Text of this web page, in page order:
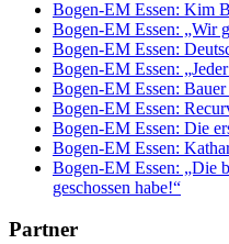
Bogen-EM Essen: Kim
Bogen-EM Essen: „Wir
Bogen-EM Essen:
Bogen-EM Essen:
Bogen-EM Essen:
Bogen-EM Essen:
Bogen-EM Essen: Die
Bogen-EM Essen:
Bogen-EM Essen: „Die
geschossen habe!“
Partner